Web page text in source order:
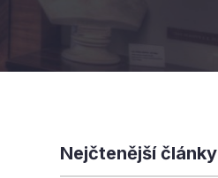
Nejčtenější články